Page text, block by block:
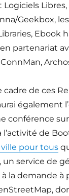
Libres,
Geekbox,
Ebook
partenariat
cadre de ces
également
conférence
l’activité de
pour tous
, un service de
la demande à